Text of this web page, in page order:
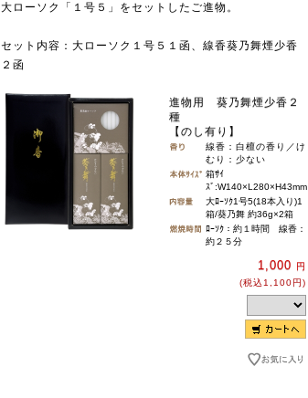
大ローソク「１号５」をセットしたご進物。
セット内容：大ローソク１号５１函、線香葵乃舞煙少香
２函
進物用 葵乃舞煙少香２
種
【のし有り】
線香：白檀の香り／け
むり：少ない
箱ｻｲ
ｽﾞ:W140×L280×H43mm
大ﾛｰｿｸ1号5(18本入り)1
箱/葵乃舞 約36g×2箱
ﾛｰｿｸ：約１時間 線香：
約２５分
1,000
円
(税込1,100円)